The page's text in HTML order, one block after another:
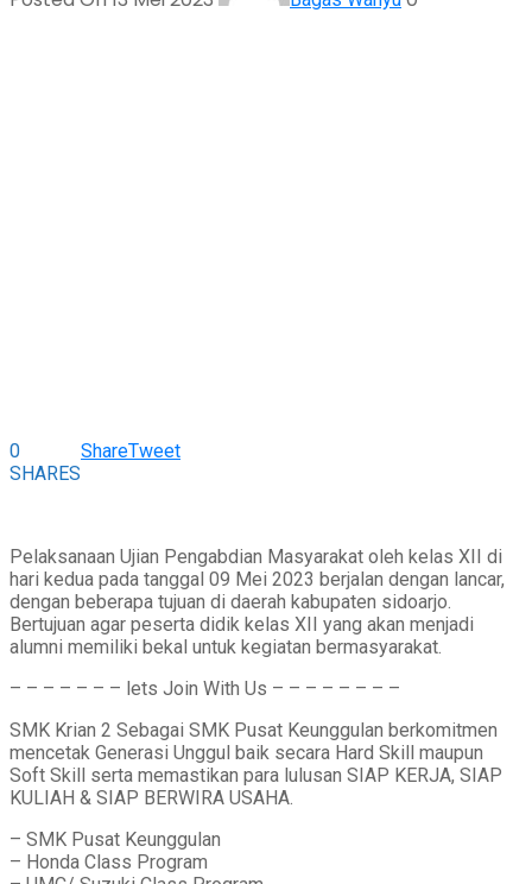
0
SHARES
ShareTweet
Pelaksanaan Ujian Pengabdian Masyarakat oleh kelas XII di
hari kedua pada tanggal 09 Mei 2023 berjalan dengan lancar,
dengan beberapa tujuan di daerah kabupaten sidoarjo.
Bertujuan agar peserta didik kelas XII yang akan menjadi
alumni memiliki bekal untuk kegiatan bermasyarakat.
– – – – – – – lets Join With Us – – – – – – – –
SMK Krian 2 Sebagai SMK Pusat Keunggulan berkomitmen
mencetak Generasi Unggul baik secara Hard Skill maupun
Soft Skill serta memastikan para lulusan SIAP KERJA, SIAP
KULIAH & SIAP BERWIRA USAHA.
– SMK Pusat Keunggulan
– Honda Class Program